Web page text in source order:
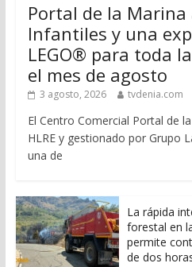
Portal de la Marina
Infantiles y una
LEGO® para toda
el mes de agosto
3 agosto, 2026 tvdenia.com
El Centro Comercial Portal de
HLRE y gestionado por Grupo
una de
La rápida
forestal en
permite
de dos